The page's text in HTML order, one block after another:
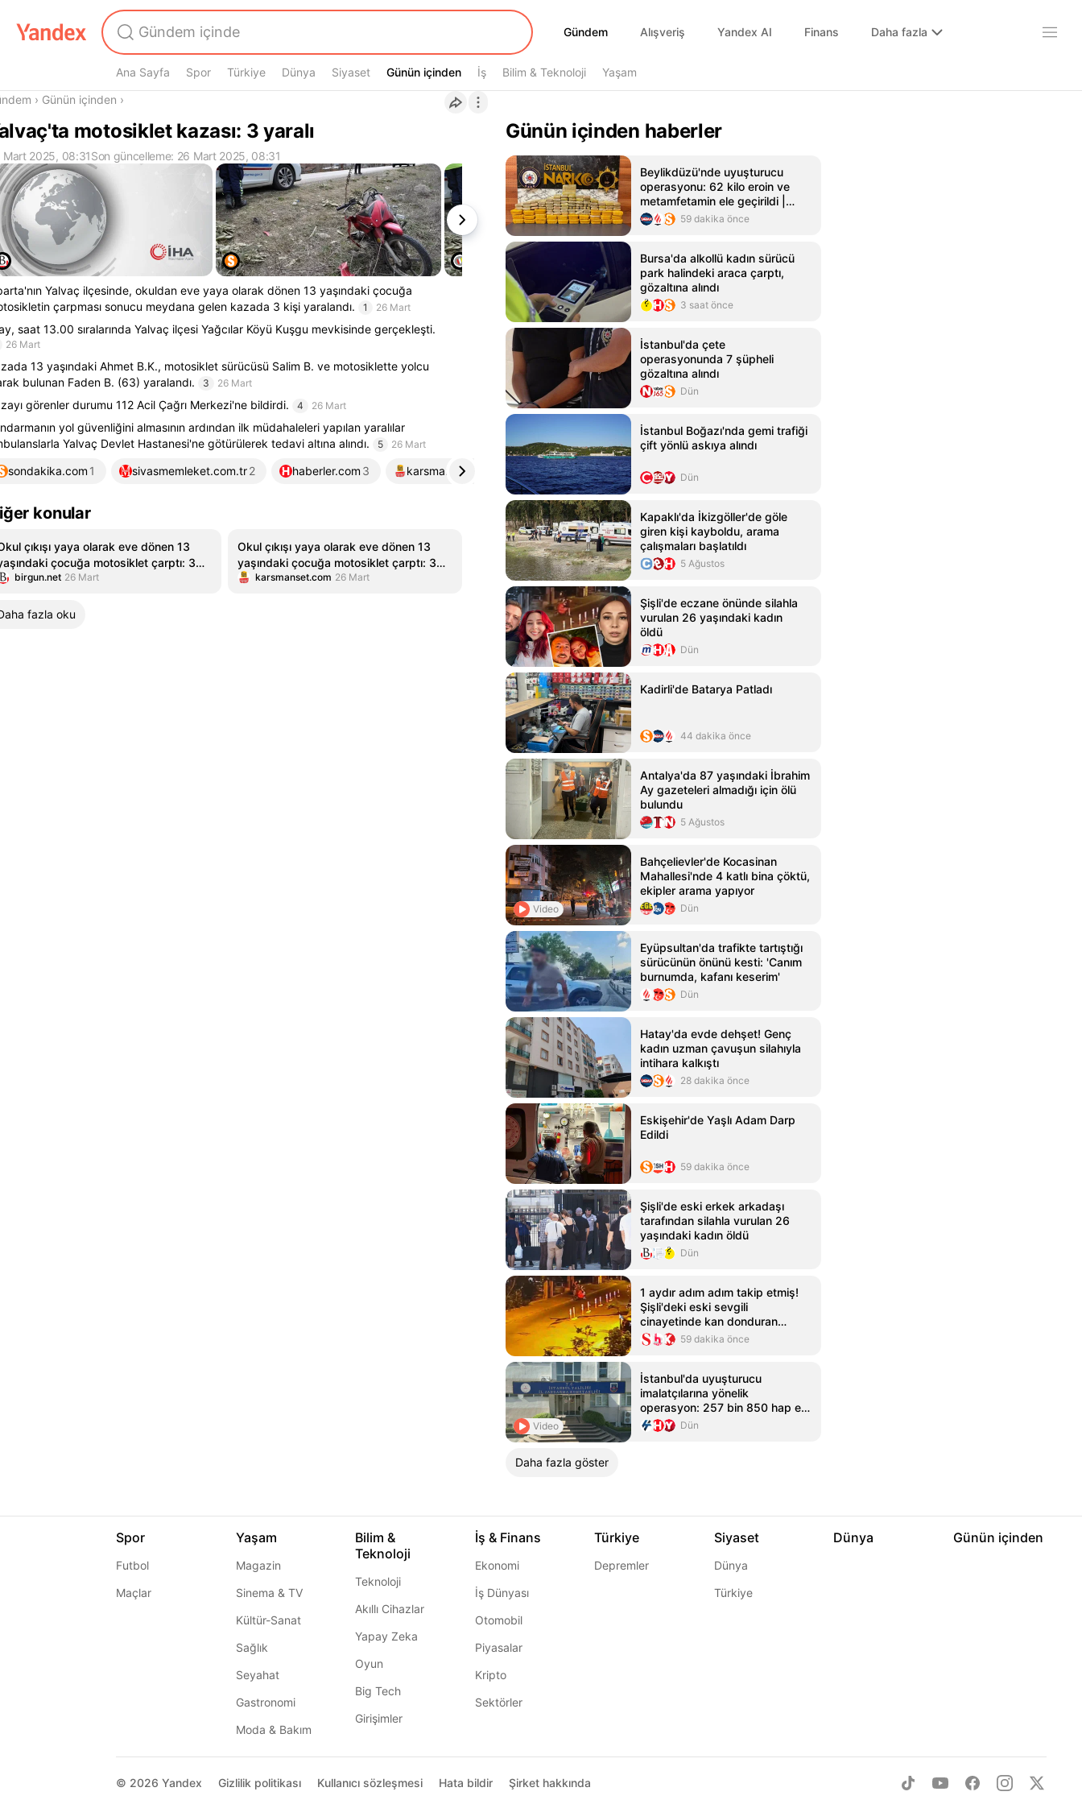
Gündem
Gündem Alışveriş Yandex AI Finans Daha fazla
Ana Sayfa Spor Türkiye Dünya Siyaset Günün içinden
Günün içinden İş Bilim & Teknoloji Yaşam
› Günün içinden ›
motosiklet kazası: 3 yaralı
Mart 2025, 08:31Son güncelleme: 26 Mart 2025, 08:31
Yalvaç ilçesinde, okuldan eve yaya olarak dönen 13 yaşındaki çocuğa
çarpması sonucu meydana gelen kazada 3 kişi yaralandı.
1 26 Mart
saat 13.00 sıralarında Yalvaç ilçesi Yağcılar Köyü Kuşgu mevkisinde gerçekleşti.
26 Mart
13 yaşındaki Ahmet B.K., motosiklet sürücüsü Salim B. ve motosiklette yolcu
bulunan Faden B. (63) yaralandı.
3 26 Mart
görenler durumu 112 Acil Çağrı Merkezi'ne bildirdi. 4 26 Mart
yol güvenliğini almasının ardından ilk müdahaleleri yapılan yaralılar
Yalvaç Devlet Hastanesi'ne götürülerek tedavi altına alındı.
5 26 Mart
sondakika.com 1 sivasmemleket.com.tr2 haberler.com 3 karsmanset.com akdenizgercek.com.tr5
konular
çıkışı yaya olarak eve dönen 13
çocuğa motosiklet çarptı: 3
birgun.net 26 Mart
Okul çıkışı yaya olarak eve dönen 13
yaşındaki çocuğa motosiklet çarptı: 3
yaralıkarsmanset.com 26 Mart
fazla oku
Günün içinden haberler
Beylikdüzü'nde uyuşturucu
operasyonu: 62 kilo eroin ve
metamfetamin ele geçirildi |
Video videosunu izle | Son
Dakika Haberleri
59 dakika önce
Bursa'da alkollü kadın sürücü
park halindeki araca çarptı,
gözaltına alındı
3 saat önce
İstanbul'da çete
operasyonunda 7 şüpheli
gözaltına alındı
Dün
İstanbul Boğazı'nda gemi trafiği
çift yönlü askıya alındı
Dün
Kapaklı'da İkizgöller'de göle
giren kişi kayboldu, arama
çalışmaları başlatıldı
5 Ağustos
Şişli'de eczane önünde silahla
vurulan 26 yaşındaki kadın
öldü
Dün
Kadirli'de Batarya Patladı
44 dakika önce
Antalya'da 87 yaşındaki İbrahim
Ay gazeteleri almadığı için ölü
bulundu
5 Ağustos
Video
Bahçelievler'de Kocasinan
Mahallesi'nde 4 katlı bina çöktü,
ekipler arama yapıyor
Dün
Eyüpsultan'da trafikte tartıştığı
sürücünün önünü kesti: 'Canım
burnumda, kafanı keserim'
Dün
Hatay'da evde dehşet! Genç
kadın uzman çavuşun silahıyla
intihara kalkıştı
28 dakika önce
Eskişehir'de Yaşlı Adam Darp
Edildi
59 dakika önce
Şişli'de eski erkek arkadaşı
tarafından silahla vurulan 26
yaşındaki kadın öldü
Dün
1 aydır adım adım takip etmiş!
Şişli'deki eski sevgili
cinayetinde kan donduran
görüntüler59 dakika önce
Video
İstanbul'da uyuşturucu
imalatçılarına yönelik
operasyon: 257 bin 850 hap ele
geçirildi Dün
Daha fazla göster
Spor
Futbol
Maçlar
Yaşam
Magazin
Sinema & TV
Kültür-Sanat
Sağlık
Seyahat
Gastronomi
Moda & Bakım
Bilim &
Teknoloji
Teknoloji
Akıllı Cihazlar
Yapay Zeka
Oyun
Big Tech
Girişimler
İş & Finans
Ekonomi
İş Dünyası
Otomobil
Piyasalar
Kripto
Sektörler
Türkiye
Depremler
Siyaset
Dünya
Türkiye
Dünya Günün içinden
© 2026 Yandex Gizlilik politikası Kullanıcı sözleşmesi Hata bildir Şirket hakkında